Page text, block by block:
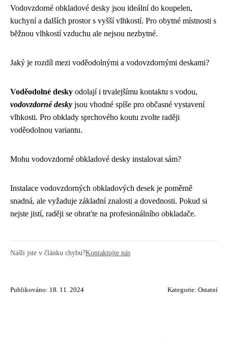
Vodovzdorné obkladové desky jsou ideální do koupelen,
kuchyní a dalších prostor s vyšší vlhkostí. Pro obytné místnosti s
běžnou vlhkostí vzduchu ale nejsou nezbytné.
Jaký je rozdíl mezi voděodolnými a vodovzdornými deskami?
Voděodolné desky odolají i trvalejšímu kontaktu s vodou,
vodovzdorné desky jsou vhodné spíše pro občasné vystavení
vlhkosti. Pro obklady sprchového koutu zvolte raději
voděodolnou variantu.
Mohu vodovzdorné obkladové desky instalovat sám?
Instalace vodovzdorných obkladových desek je poměrně
snadná, ale vyžaduje základní znalosti a dovednosti. Pokud si
nejste jistí, raději se obraťte na profesionálního obkladače.
Našli jste v článku chybu?Kontaktujte nás
Publikováno: 18. 11. 2024 Kategorie: Ostatní